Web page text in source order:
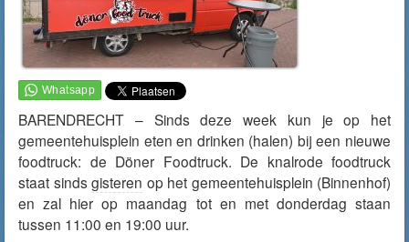
BARENDRECHT – Sinds deze week kun je op het
gemeentehuisplein eten en drinken (halen) bij een nieuwe
foodtruck: de Döner Foodtruck. De knalrode foodtruck
staat sinds gisteren op het gemeentehuisplein (Binnenhof)
en zal hier op maandag tot en met donderdag staan
tussen 11:00 en 19:00 uur.